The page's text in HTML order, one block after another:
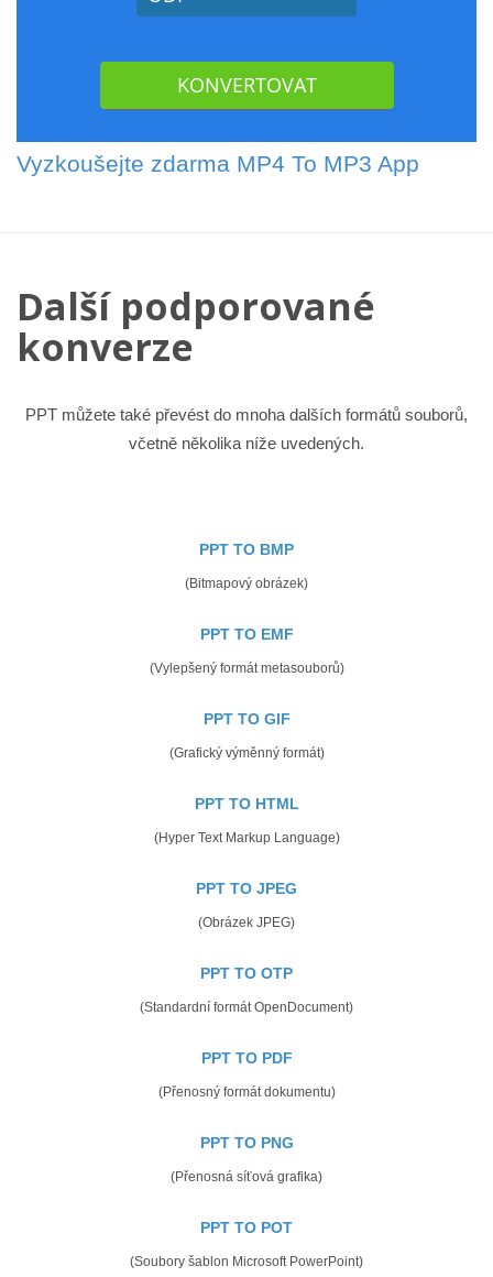
Vyzkoušejte zdarma MP4 To MP3 App
Další podporované
konverze
PPT můžete také převést do mnoha dalších formátů souborů,
včetně několika níže uvedených.
PPT TO BMP
(Bitmapový obrázek)
PPT TO EMF
(Vylepšený formát metasouborů)
PPT TO GIF
(Grafický výměnný formát)
PPT TO HTML
(Hyper Text Markup Language)
PPT TO JPEG
(Obrázek JPEG)
PPT TO OTP
(Standardní formát OpenDocument)
PPT TO PDF
(Přenosný formát dokumentu)
PPT TO PNG
(Přenosná síťová grafika)
PPT TO POT
(Soubory šablon Microsoft PowerPoint)